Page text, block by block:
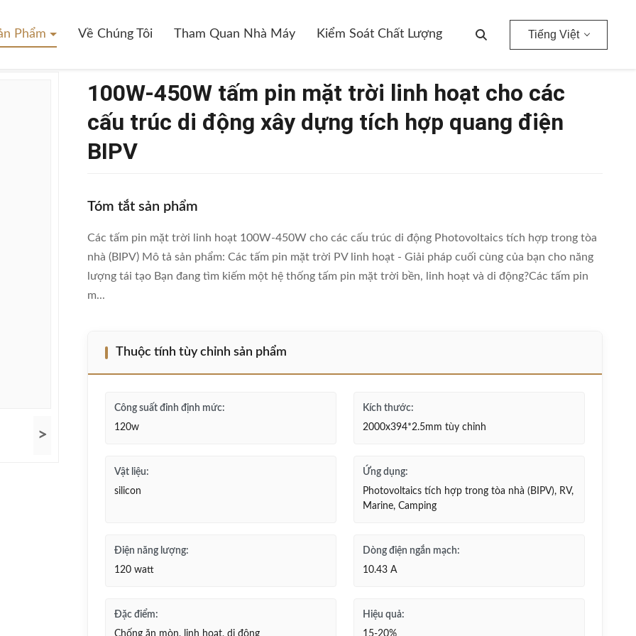
Phẩm Về Chúng Tôi Tham Quan Nhà Máy Kiểm Soát Chất Lượng Tiếng Việt
>
100W-450W tấm pin mặt trời linh hoạt cho các
cấu trúc di động xây dựng tích hợp quang điện
BIPV
Tóm tắt sản phẩm
Các tấm pin mặt trời linh hoạt 100W-450W cho các cấu trúc di động Photovoltaics tích hợp trong tòa
nhà (BIPV) Mô tả sản phẩm: Các tấm pin mặt trời PV linh hoạt - Giải pháp cuối cùng của bạn cho năng
lượng tái tạo Bạn đang tìm kiếm một hệ thống tấm pin mặt trời bền, linh hoạt và di động?Các tấm pin
m...
Thuộc tính tùy chỉnh sản phẩm
Công suất đỉnh định mức:
120w
Kích thước:
2000x394*2.5mm tùy chỉnh
Vật liệu:
silicon
Ứng dụng:
Photovoltaics tích hợp trong tòa nhà (BIPV), RV,
Marine, Camping
Điện năng lượng:
120 watt
Dòng điện ngắn mạch:
10.43 A
Đặc điểm:
Chống ăn mòn, linh hoạt, di động
Hiệu quả:
15-20%